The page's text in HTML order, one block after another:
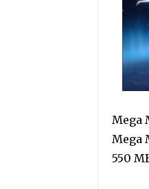
Mega
Mega
550